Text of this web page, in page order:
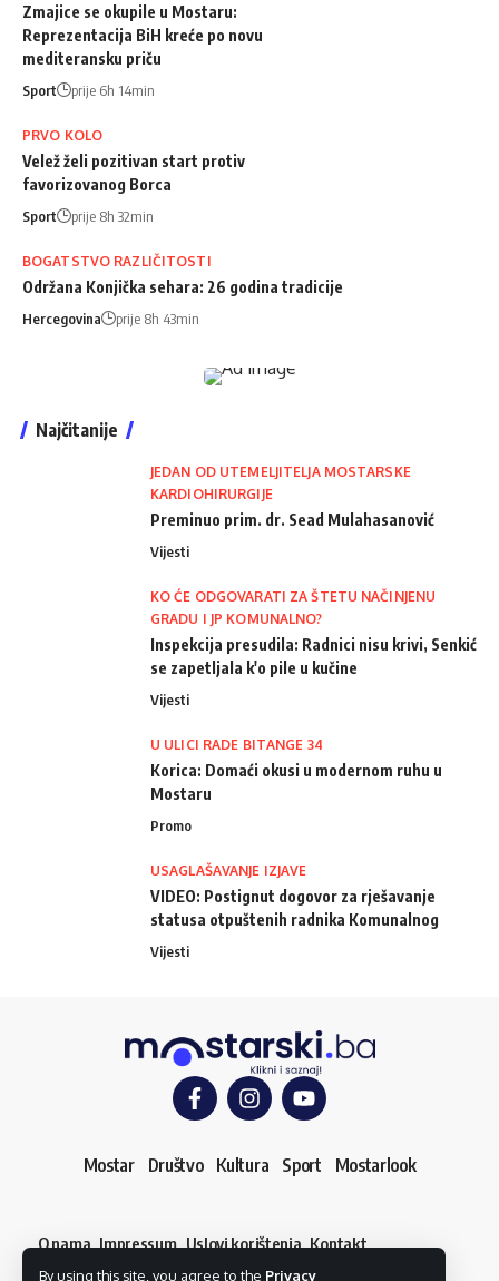
By using this site, you agree to the Privacy
Zmajice se okupile u Mostaru:
Reprezentacija BiH kreće po novu
mediteransku priču
Sport prije 6h 14min
PRVO KOLO
Velež želi pozitivan start protiv
favorizovanog Borca
Sport prije 8h 32min
BOGATSTVO RAZLIČITOSTI
Održana Konjička sehara: 26 godina tradicije
Hercegovina prije 8h 43min
Najčitanije
JEDAN OD UTEMELJITELJA MOSTARSKE
KARDIOHIRURGIJE
Preminuo prim. dr. Sead Mulahasanović
Vijesti
KO ĆE ODGOVARATI ZA ŠTETU NAČINJENU
GRADU I JP KOMUNALNO?
Inspekcija presudila: Radnici nisu krivi, Senkić
se zapetljala k'o pile u kučine
Vijesti
U ULICI RADE BITANGE 34
Korica: Domaći okusi u modernom ruhu u
Mostaru
Promo
USAGLAŠAVANJE IZJAVE
VIDEO: Postignut dogovor za rješavanje
statusa otpuštenih radnika Komunalnog
Vijesti
Mostar Društvo Kultura Sport Mostarlook
O nama Impressum Uslovi korištenja Kontakt
Dojavi vijest